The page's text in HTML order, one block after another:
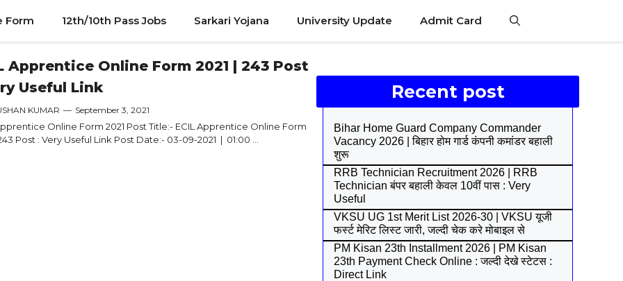
Form 12th/10th Pass Jobs Sarkari Yojana University Update Admit Card
Apprentice Online Form 2021 | 243 Post
Useful Link
KUMAR — September 3, 2021
Online Form 2021 Post Title:- ECIL Apprentice Online Form
Post : Very Useful Link Post Date:- 03-09-2021 | 01:00 ...
Recent post
Bihar Home Guard Company Commander
Vacancy 2026 | बिहार होम गार्ड कंपनी कमांडर बहाली
शुरू
RRB Technician Recruitment 2026 | RRB
Technician बंपर बहाली केवल 10वीं पास : Very
Useful
VKSU UG 1st Merit List 2026-30 | VKSU यूजी
फर्स्ट मेरिट लिस्ट जारी, जल्दी चेक करे मोबाइल से
PM Kisan 23th Installment 2026 | PM Kisan
23th Payment Check Online : जल्दी देखे स्टेटस :
Direct Link